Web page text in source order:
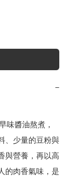
−
、少量的豆粉與
與營養，再以高
的肉香氣味，是